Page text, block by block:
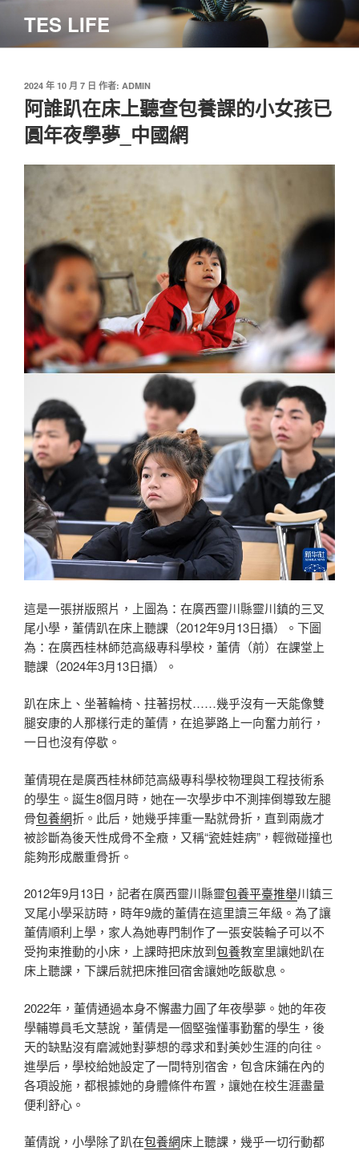
主
TES LIFE
發
佈
於
2024 年 10 月 7 日 作者: ADMIN
阿誰趴在床上聽查包養課的小女孩已
圓年夜學夢_中國網
這是一張拼版照片，上圖為：在廣西靈川縣靈川鎮的三叉
尾小學，董倩趴在床上聽課（2012年9月13日攝）。下圖
為：在廣西桂林師范高級專科學校，董倩（前）在課堂上
聽課（2024年3月13日攝）。
趴在床上、坐著輪椅、拄著拐杖……幾乎沒有一天能像雙
腿安康的人那樣行走的董倩，在追夢路上一向奮力前行，
一日也沒有停歇。
董倩現在是廣西桂林師范高級專科學校物理與工程技術系
的學生。誕生8個月時，她在一次學步中不測摔倒導致左腿
骨包養網折。此后，她幾乎摔重一點就骨折，直到兩歲才
被診斷為後天性成骨不全癥，又稱“瓷娃娃病”，輕微碰撞也
能夠形成嚴重骨折。
2012年9月13日，記者在廣西靈川縣靈包養平臺推舉川鎮三
叉尾小學采訪時，時年9歲的董倩在這里讀三年級。為了讓
董倩順利上學，家人為她專門制作了一張安裝輪子可以不
受拘束推動的小床，上課時把床放到包養教室里讓她趴在
床上聽課，下課后就把床推回宿舍讓她吃飯歇息。
2022年，董倩通過本身不懈盡力圓了年夜學夢。她的年夜
學輔導員毛文慧說，董倩是一個堅強懂事勤奮的學生，後
天的缺點沒有磨滅她對夢想的尋求和對美妙生涯的向往。
進學后，學校給她設定了一間特別宿舍，包含床鋪在內的
各項設施，都根據她的身體條件布置，讓她在校生涯盡量
便利舒心。
董倩說，小學除了趴在包養網床上聽課，幾乎一切行動都